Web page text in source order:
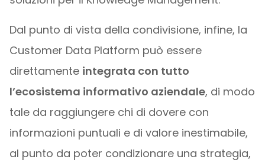
Dal punto di vista della condivisione, infine, la
Customer Data Platform può essere
direttamente integrata con tutto
l’ecosistema informativo aziendale, di modo
tale da raggiungere chi di dovere con
informazioni puntuali e di valore inestimabile,
al punto da poter condizionare una strategia,